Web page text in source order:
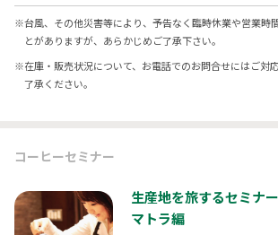
※台風、その他災害等により、予告なく臨時休業や営業時
とがありますが、あらかじめご了承下さい。
※在庫・販売状況について、お電話でのお問合せにはご対
了承ください。
コーヒーセミナー
生産地を旅するセミナ
マトラ編